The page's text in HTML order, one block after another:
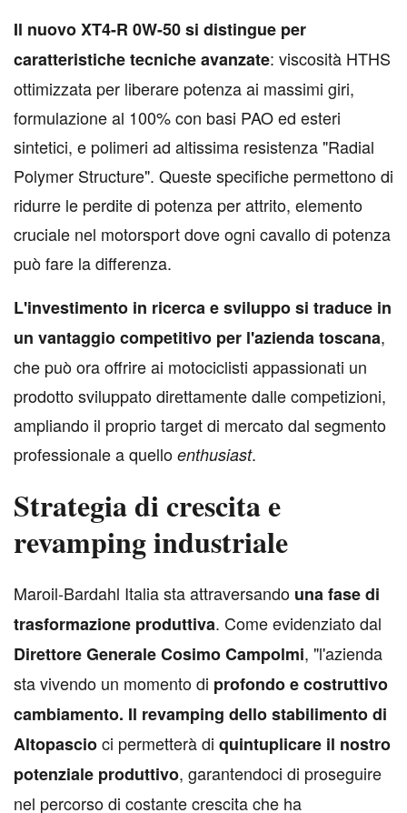
Il nuovo XT4-R 0W-50 si distingue per
caratteristiche tecniche avanzate: viscosità HTHS
ottimizzata per liberare potenza ai massimi giri,
formulazione al 100% con basi PAO ed esteri
sintetici, e polimeri ad altissima resistenza "Radial
Polymer Structure". Queste specifiche permettono di
ridurre le perdite di potenza per attrito, elemento
cruciale nel motorsport dove ogni cavallo di potenza
può fare la differenza.
L'investimento in ricerca e sviluppo si traduce in
un vantaggio competitivo per l'azienda toscana,
che può ora offrire ai motociclisti appassionati un
prodotto sviluppato direttamente dalle competizioni,
ampliando il proprio target di mercato dal segmento
professionale a quello enthusiast.
Strategia di crescita e
revamping industriale
Maroil-Bardahl Italia sta attraversando una fase di
trasformazione produttiva. Come evidenziato dal
Direttore Generale Cosimo Campolmi, "l'azienda
sta vivendo un momento di profondo e costruttivo
cambiamento. Il revamping dello stabilimento di
Altopascioci permetterà di quintuplicare il nostro
potenziale produttivo, garantendoci di proseguire
nel percorso di costante crescita che ha